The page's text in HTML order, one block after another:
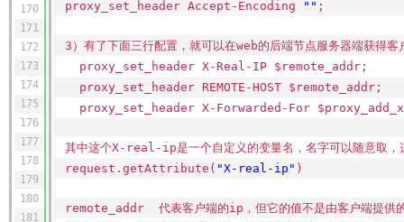
170
171
172
173
174
175
176
177
178
179
180
181
proxy_set_header Accept-Encoding
"" ;
3）有了下面三行配置，就可以在web的后端节点服务器端获得
proxy_set_header X-Real-IP
proxy_set_header REMOTE-HOST $remote_addr;
proxy_set_header X-Forwarded-For
其中这个X-real-ip是一个自定义的变量名，名字可以随意取
request.getAttribute( "X-real-ip" )
remote_addr 代表客户端的ip，但它的值不是由客户端提供